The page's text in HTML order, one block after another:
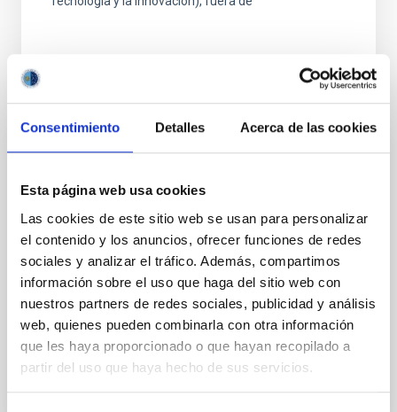
Consentimiento Detalles Acerca de las cookies
Esta página web usa cookies
Las cookies de este sitio web se usan para personalizar
el contenido y los anuncios, ofrecer funciones de redes
sociales y analizar el tráfico. Además, compartimos
información sobre el uso que haga del sitio web con
nuestros partners de redes sociales, publicidad y análisis
web, quienes pueden combinarla con otra información
que les haya proporcionado o que hayan recopilado a
partir del uso que haya hecho de sus servicios.
FIJO TURNO LIBRE
UN CONTRATO - TÉCNICO/A DE TALLER -
ESPECIALIDAD MECÁNICA- FIJO
LABORAL - PS-2026-032
Se convoca proceso selectivo para el ingreso, como
personal laboral fijo, de un puesto de trabajo con la
categoría profesional de Técnico/a de Taller, acogido
al Convenio y que tendrá, entre otras